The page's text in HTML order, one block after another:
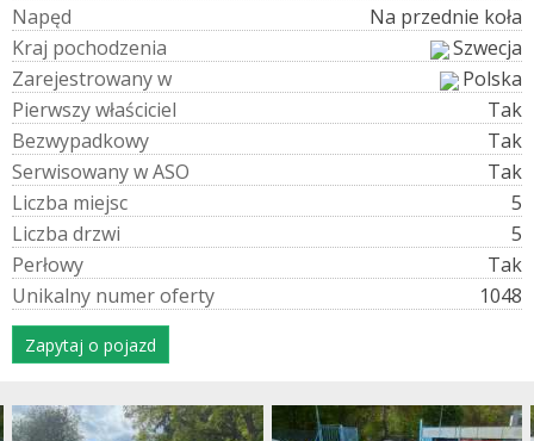
Napęd
Na przednie koła
Kraj pochodzenia
Szwecja
Zarejestrowanyw
Polska
Pierwszywłaściciel
Tak
Bezwypadkowy
Tak
SerwisowanywASO
Tak
Liczba miejsc
5
Liczba drzwi
5
Perłowy
Tak
Unikalny numeroferty 1048
Zapytaj o pojazd